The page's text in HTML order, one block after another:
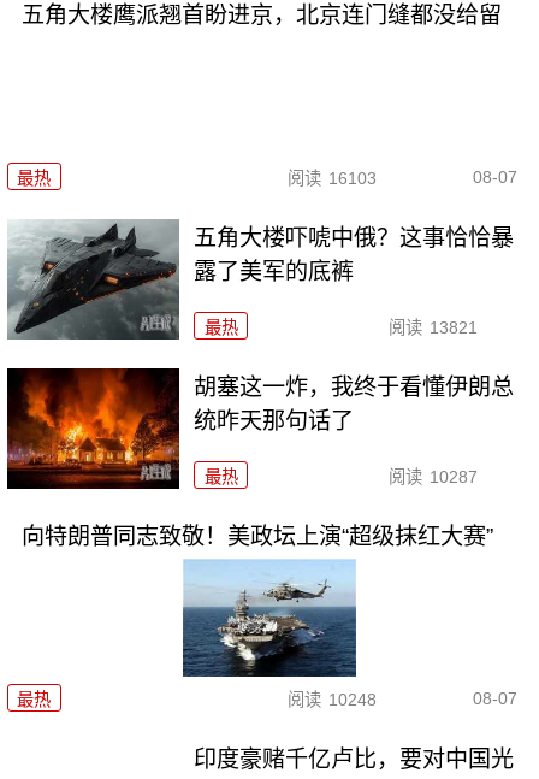
五角大楼鹰派翘首盼进京，北京连门缝都没给留
最热 阅读 16103 08-07
五角大楼吓唬中俄？这事恰恰暴
露了美军的底裤
最热 阅读 13821
胡塞这一炸，我终于看懂伊朗总
统昨天那句话了
最热 阅读 10287
向特朗普同志致敬！美政坛上演“超级抹红大赛”
最热 阅读 10248 08-07
印度豪赌千亿卢比，要对中国光